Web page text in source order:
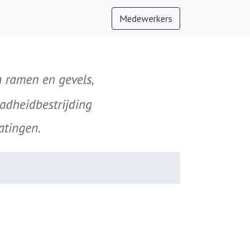
Medewerkers